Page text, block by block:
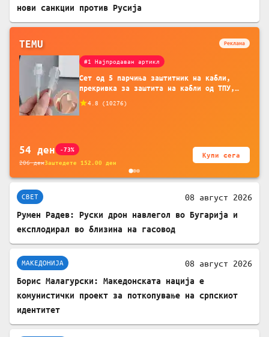
нови санкции против Русија
TEMU Реклама
#1 Најпродаван артикл
Сет од 5 парчиња заштитник на кабли,
прекривка за заштита на кабли од ТПУ,
батерија, за мобилни телефони, комплет
4.8 ( 10276)
54 ден -73%
206денЗаштедете 152.00 ден
Купи сега
СВЕТ 08 август 2026
Румен Радев: Руски дрон навлегол во Бугарија и
експлодирал во близина на гасовод
МАКЕДОНИЈА 08 август 2026
Борис Малагурски: Македонската нација е
комунистички проект за поткопување на српскиот
идентитет